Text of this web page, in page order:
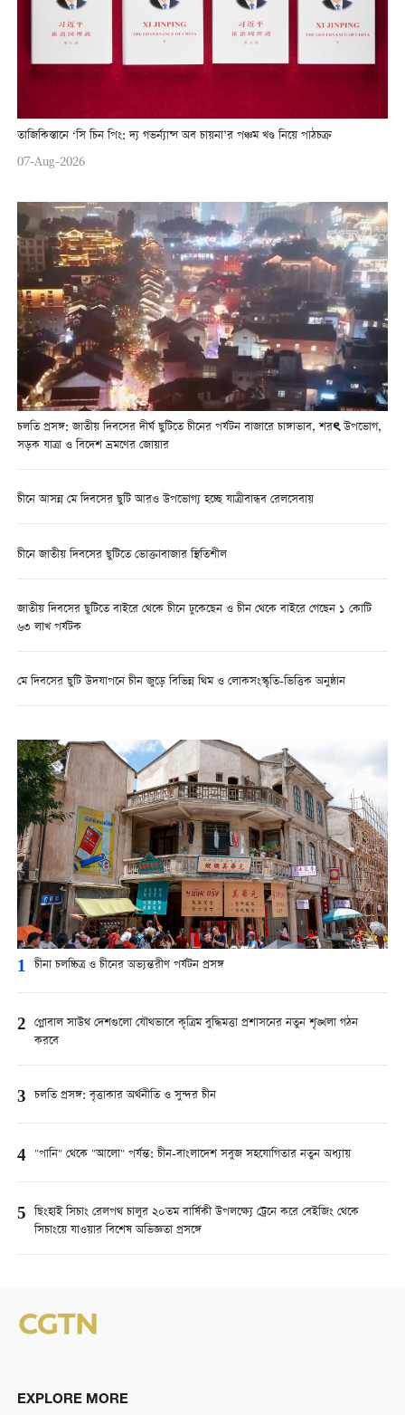
তাজিকিস্তানে ‘সি চিন পিং: দ্য গভর্ন্যান্স অব চায়না’র পঞ্চম খণ্ড নিয়ে পাঠচক্র
07-Aug-2026
চলতি প্রসঙ্গ: জাতীয় দিবসের দীর্ঘ ছুটিতে চীনের পর্যটন বাজারে চাঙ্গাভাব, শরৎ উপভোগ,
সড়ক যাত্রা ও বিদেশ ভ্রমণের জোয়ার
চীনে আসন্ন মে দিবসের ছুটি আরও উপভোগ্য হচ্ছে যাত্রীবান্ধব রেলসেবায়
চীনে জাতীয় দিবসের ছুটিতে ভোক্তাবাজার স্থিতিশীল
জাতীয় দিবসের ছুটিতে বাইরে থেকে চীনে ঢুকেছেন ও চীন থেকে বাইরে গেছেন ১ কোটি
৬৩ লাখ পর্যটক
মে দিবসের ছুটি উদযাপনে চীন জুড়ে বিভিন্ন থিম ও লোকসংস্কৃতি-ভিত্তিক অনুষ্ঠান
1 চীনা চলচ্চিত্র ও চীনের অভ্যন্তরীণ পর্যটন প্রসঙ্গ
2 গ্লোবাল সাউথ দেশগুলো যৌথভাবে কৃত্রিম বুদ্ধিমত্তা প্রশাসনের নতুন শৃঙ্খলা গঠন
করবে
3 চলতি প্রসঙ্গ: বৃত্তাকার অর্থনীতি ও সুন্দর চীন
4 "পানি" থেকে "আলো" পর্যন্ত: চীন-বাংলাদেশ সবুজ সহযোগিতার নতুন অধ্যায়
5 ছিংহাই সিচাং রেলপথ চালুর ২০তম বার্ষিকী উপলক্ষ্যে ট্রেনে করে বেইজিং থেকে
সিচাংয়ে যাওয়ার বিশেষ অভিজ্ঞতা প্রসঙ্গে
EXPLORE MORE